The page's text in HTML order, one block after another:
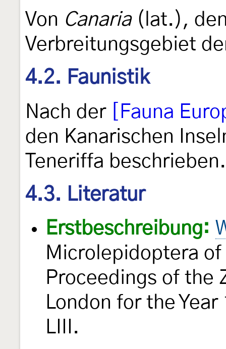
Von Canaria(lat.), den
Verbreitungsgebiet
4.2. Faunistik
Nach der
[Fauna
den Kanarischen
Teneriffa beschrieben.
4.3. Literatur
Erstbeschreibung:
Microlepidoptera
Proceedings of the
London for the
LIII.